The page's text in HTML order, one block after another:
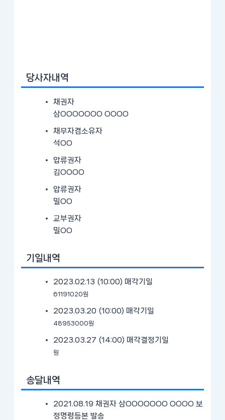
당사자내역
채권자
삼OOOOOOO OOOO
채무자겸소유자
석OO
압류권자
김OOOO
압류권자
밀OO
교부권자
밀OO
기일내역
2023.02.13 (10:00) 매각기일
61191020원
2023.03.20 (10:00) 매각기일
48953000원
2023.03.27 (14:00) 매각결정기일
원
송달내역
2021.08.19 채권자 삼OOOOOOO OOOO 보
정명령등본 발송